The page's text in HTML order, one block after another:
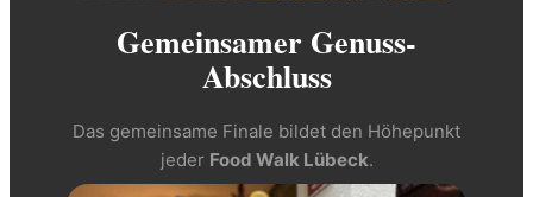
Gemeinsamer Genuss-
Abschluss
Das gemeinsame Finale bildet den Höhepunkt
jeder Food Walk Lübeck.